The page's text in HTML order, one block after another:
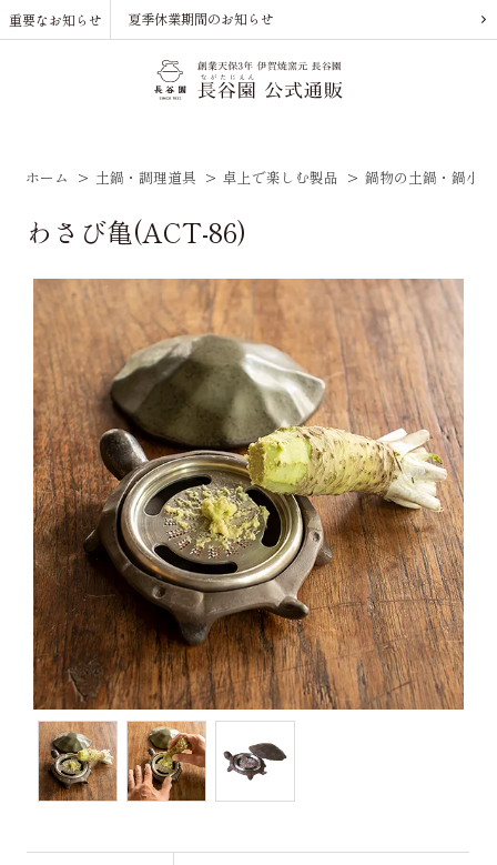
重要なお知らせ 夏季休業期間のお知らせ
ホーム > 土鍋・調理道具 > 卓上で楽しむ製品 > 鍋物の土鍋・鍋小物
わさび亀(ACT-86)